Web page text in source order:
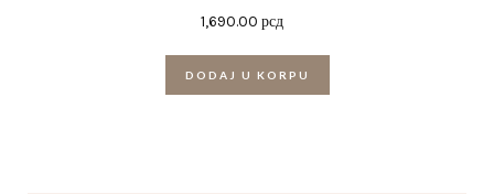
1,690.00 рсд
DODAJ U KORPU